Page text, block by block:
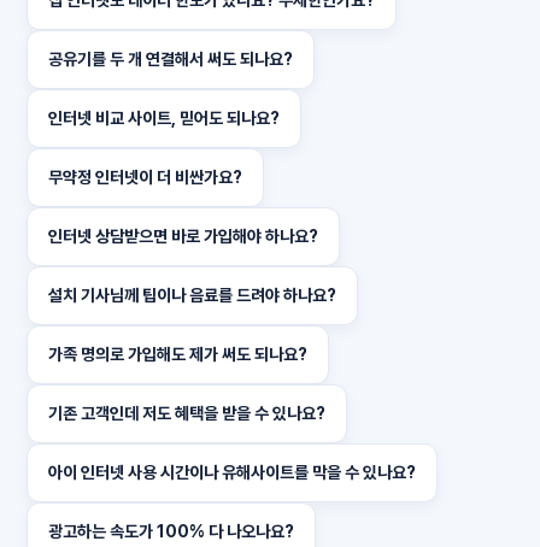
공유기를 두 개 연결해서 써도 되나요?
인터넷 비교 사이트, 믿어도 되나요?
무약정 인터넷이 더 비싼가요?
인터넷 상담받으면 바로 가입해야 하나요?
설치 기사님께 팁이나 음료를 드려야 하나요?
가족 명의로 가입해도 제가 써도 되나요?
기존 고객인데 저도 혜택을 받을 수 있나요?
아이 인터넷 사용 시간이나 유해사이트를 막을 수 있나요?
광고하는 속도가 100% 다 나오나요?